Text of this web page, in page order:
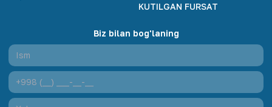
KUTILGAN FURSAT
Biz bilan bog'laning